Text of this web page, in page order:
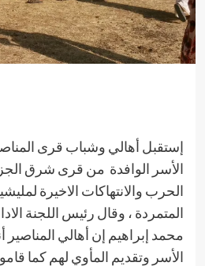
الأسر الوافدة من قرى شرق
الحرب والانتهاكات الاخيرة
محمد إبراهيم إن أهالي المناصير
الأسر وتقديم المأوي لهم كما